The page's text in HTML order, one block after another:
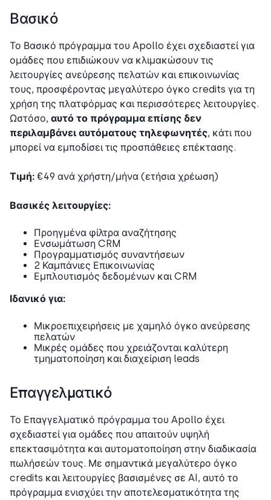
Βασικό
Το Βασικό πρόγραμμα του Apollo έχει σχεδιαστεί για
ομάδες που επιδιώκουν να κλιμακώσουν τις
λειτουργίες ανεύρεσης πελατών και επικοινωνίας
τους, προσφέροντας μεγαλύτερο όγκο credits για τη
χρήση της πλατφόρμας και περισσότερες λειτουργίες.
Ωστόσο, αυτό το πρόγραμμα επίσης δεν
περιλαμβάνει αυτόματους τηλεφωνητές, κάτι που
μπορεί να εμποδίσει τις προσπάθειες επέκτασης.
Τιμή: €49 ανά χρήστη/μήνα (ετήσια χρέωση)
Βασικές λειτουργίες:
Προηγμένα φίλτρα αναζήτησης
Ενσωμάτωση CRM
Προγραμματισμός συναντήσεων
2 Καμπάνιες Επικοινωνίας
Εμπλουτισμός δεδομένων και CRM
Ιδανικό για:
Μικροεπιχειρήσεις με χαμηλό όγκο ανεύρεσης
πελατών
Μικρές ομάδες που χρειάζονται καλύτερη
τμηματοποίηση και διαχείριση leads
Επαγγελματικό
Το Επαγγελματικό πρόγραμμα του Apollo έχει
σχεδιαστεί για ομάδες που απαιτούν υψηλή
επεκτασιμότητα και αυτοματοποίηση στην διαδικασία
πωλήσεών τους. Με σημαντικά μεγαλύτερο όγκο
credits και λειτουργίες βασισμένες σε AI, αυτό το
πρόγραμμα ενισχύει την αποτελεσματικότητα της